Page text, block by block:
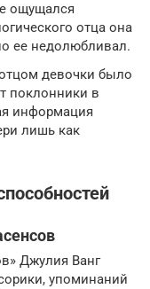
ощущался
отца она
ее недолюбливал.
девочки было
поклонники в
информация
лишь как
Джулия Ванг
упоминаний